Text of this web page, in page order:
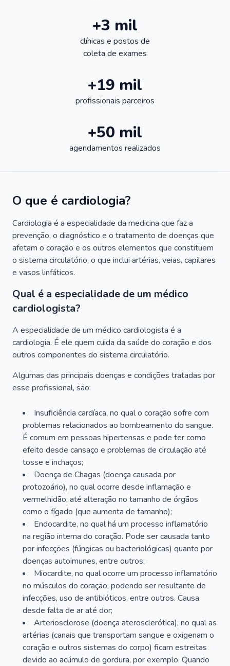
+3 mil
clínicas e postos de
coleta de exames
+19 mil
profissionais parceiros
+50 mil
agendamentos realizados
O que é cardiologia?
Cardiologia é a especialidade da medicina que faz a
prevenção, o diagnóstico e o tratamento de doenças que
afetam o coração e os outros elementos que constituem
o sistema circulatório, o que inclui artérias, veias, capilares
e vasos linfáticos.
Qual é a especialidade de um médico
cardiologista?
A especialidade de um médico cardiologista é a
cardiologia. É ele quem cuida da saúde do coração e dos
outros componentes do sistema circulatório.
Algumas das principais doenças e condições tratadas por
esse profissional, são:
Insuficiência cardíaca, no qual o coração sofre com
problemas relacionados ao bombeamento do sangue.
É comum em pessoas hipertensas e pode ter como
efeito desde cansaço e problemas de circulação até
tosse e inchaços;
Doença de Chagas (doença causada por
protozoário), no qual ocorre desde inflamação e
vermelhidão, até alteração no tamanho de órgãos
como o fígado (que aumenta de tamanho);
Endocardite, no qual há um processo inflamatório
na região interna do coração. Pode ser causada tanto
por infecções (fúngicas ou bacteriológicas) quanto por
doenças autoimunes, entre outros;
Miocardite, no qual ocorre um processo inflamatório
no músculos do coração, podendo ser resultante de
infecções, uso de antibióticos, entre outros. Causa
desde falta de ar até dor;
Arteriosclerose (doença aterosclerótica), no qual as
artérias (canais que transportam sangue e oxigenam o
coração e outros sistemas do corpo) ficam estreitas
devido ao acúmulo de gordura, por exemplo. Quando